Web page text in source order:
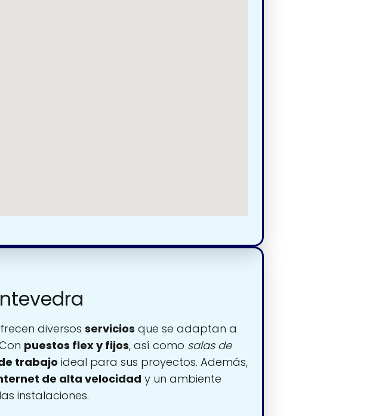
diversos servicios que se adaptan a
puestos flex y fijos, así como salas de
trabajo ideal para sus proyectos. Además,
de alta velocidad y un ambiente
instalaciones.